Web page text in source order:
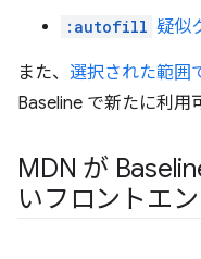
:autofill 疑似
また、 選択された範囲
Baseline で新たに利用
MDN が
いフロントエ